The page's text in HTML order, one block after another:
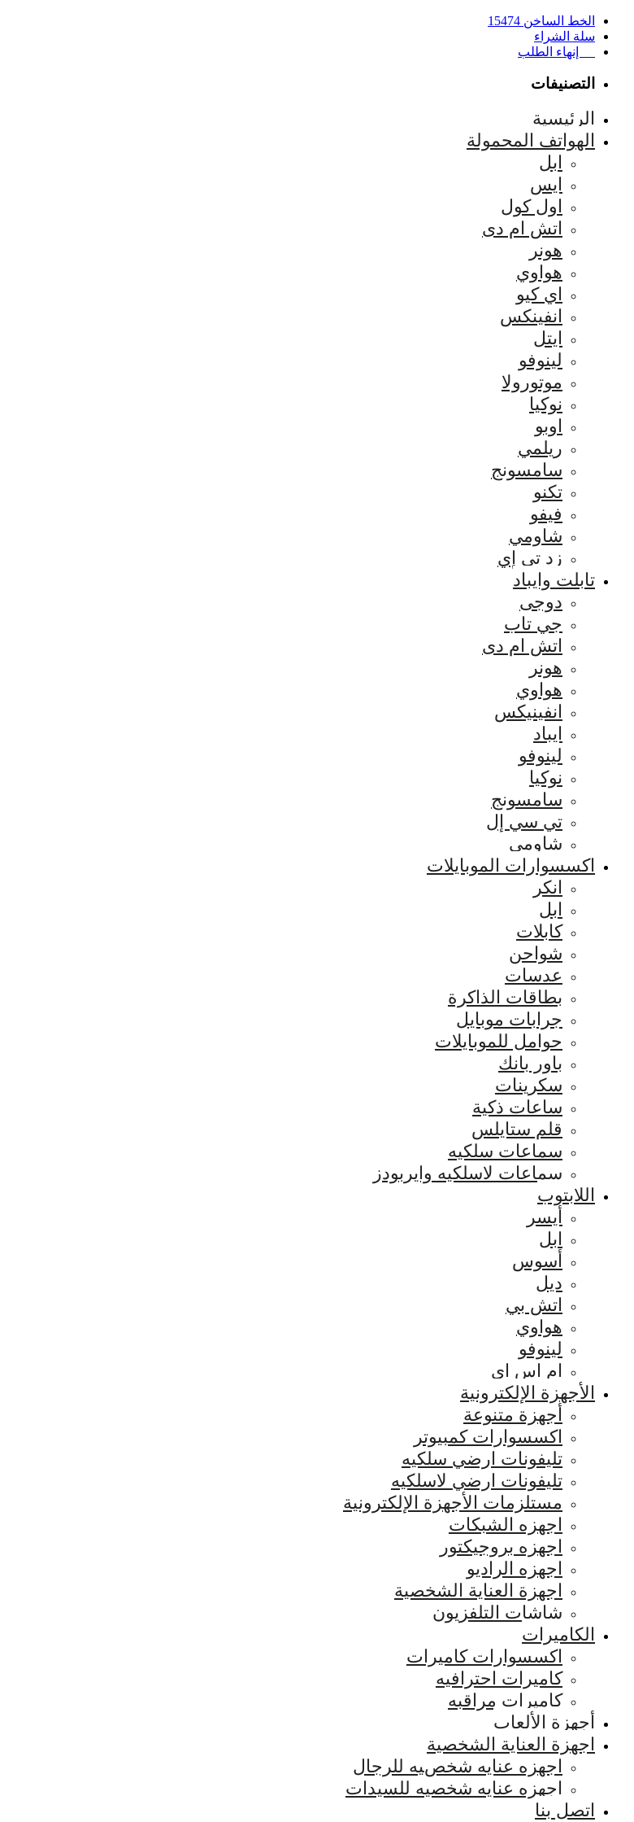
الخط الساخن 15474
سلة الشراء
إنهاء الطلب
التصنيفات
الرئيسية
الهواتف المحمولة
ابل
ايس
اول كول
اتش ام دى
هونر
هواوي
اي كيو
انفينكس
ايتل
لينوفو
موتورولا
نوكيا
اوبو
ريلمي
سامسونج
تكنو
فيفو
شاومي
زد تي إي
تابلت وايباد
دوجى
جي تاب
اتش ام دى
هونر
هواوي
انفينيكس
ايباد
لينوفو
نوكيا
سامسونج
تي سي إل
شاومي
اكسسوارات الموبايلات
انكر
ابل
كابلات
شواحن
عدسات
بطاقات الذاكرة
جرابات موبايل
حوامل للموبايلات
باور بانك
سكرينات
ساعات ذكية
قلم ستايلس
سماعات سلكيه
سماعات لاسلكيه وايربودز
اللابتوب
أيسر
ابل
أسوس
ديل
اتش بي
هواوي
لينوفو
ام اس اي
الأجهزة الإلكترونية
أجهزة متنوعة
اكسسوارات كمبيوتر
تليفونات ارضي سلكيه
تليفونات ارضي لاسلكيه
مستلزمات الأجهزة الإلكترونية
اجهزه الشبكات
اجهزه بروجيكتور
اجهزه الراديو
اجهزة العناية الشخصية
شاشات التلفزيون
الكاميرات
اكسسوارات كاميرات
كاميرات احترافيه
كاميرات مراقبه
أجهزة الألعاب
اجهزة العناية الشخصية
اجهزه عنايه شخصيه للرجال
اجهزه عنايه شخصيه للسيدات
اتصل بنا